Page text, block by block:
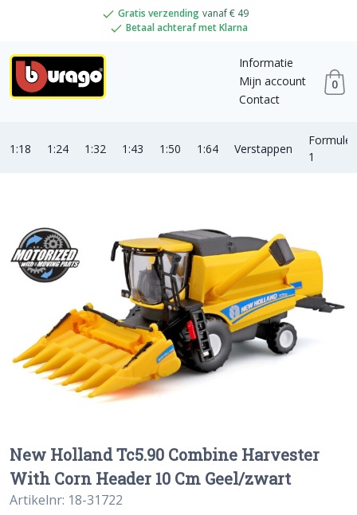
Gratis verzending vanaf € 49
Betaal achteraf met Klarna
Informatie
Mijn account
Contact
0
1:18 1:24 1:32 1:43 1:50 1:64 Verstappen
Formule
1
New Holland Tc5.90 Combine Harvester
With Corn Header 10 Cm Geel/zwart
Artikelnr: 18-31722